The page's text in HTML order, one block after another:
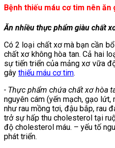
Bệnh thiếu máu cơ tim nên ăn
Ăn nhiều thực phẩm giàu chất
Có 2 loại chất xơ mà bạn cần
chất xơ không hòa tan. Cả hai
sự tiến triển của mảng xơ vữa
gây thiếu máu cơ tim.
- Thực phẩm chứa chất xơ hòa
nguyên cám (yến mạch, gạo
như rau mồng tơi, đậu bắp, rau
trở sự hấp thu cholesterol tại
độ cholesterol máu. – yếu tố
phát triển.